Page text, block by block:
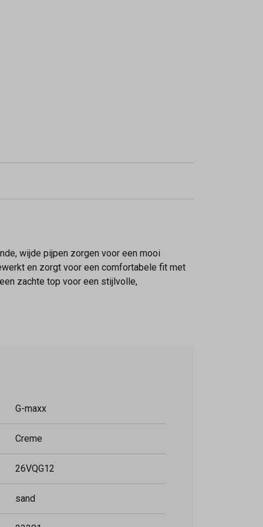
wijde pijpen zorgen voor een mooi
en zorgt voor een comfortabele fit met
zachte top voor een stijlvolle,
G-maxx
Creme
26VQG12
sand